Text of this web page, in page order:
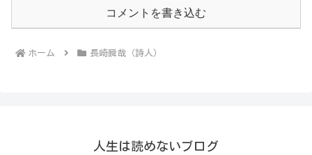
コメントを書き込む
ホーム 長崎瞬哉（詩人）
人生は読めないブログ